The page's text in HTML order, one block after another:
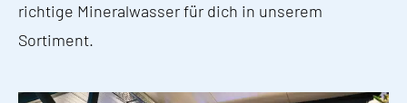
richtige Mineralwasser für dich in unserem
Sortiment.